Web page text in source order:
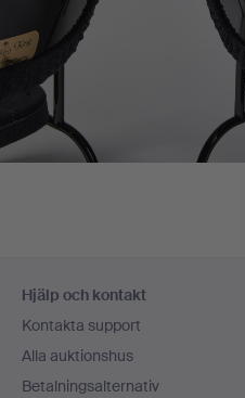
Hjälp och kontakt
Kontakta support
Alla auktionshus
Betalningsalternativ